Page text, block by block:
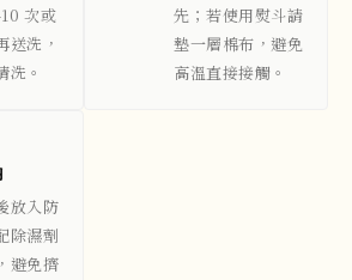
次或
送洗，
洗。
先；若使用熨斗請
墊一層棉布，避免
高溫直接接觸。
放入防
除濕劑
避免擠